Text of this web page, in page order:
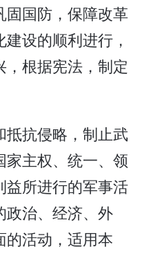
国防，保障改革
设的顺利进行，
根据宪法，制定
抗侵略，制止武
家主权、统一、领
益所进行的军事活
政治、经济、外
的活动，适用本